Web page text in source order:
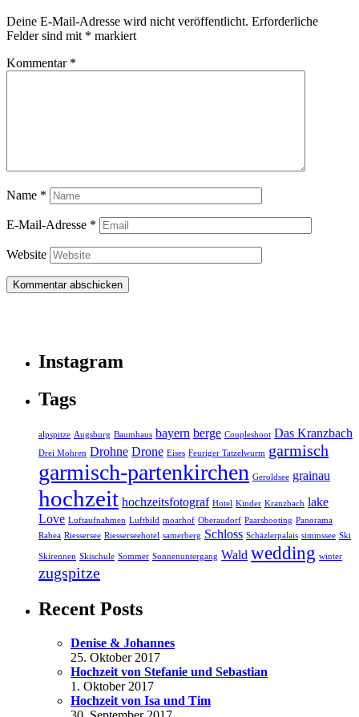
Deine E-Mail-Adresse wird nicht veröffentlicht. Erforderliche
Felder sind mit * markiert
Kommentar *
Name *
E-Mail-Adresse *
Website
Instagram
Tags
alpspitze Augsburg Baumhaus bayern berge Coupleshoot Das Kranzbach
Drei Mohren Drohne Drone Eises Feuriger Tatzelwurm garmisch
garmisch-partenkirchen Geroldsee grainau
hochzeit hochzeitsfotograf Hotel Kinder Kranzbach lake
Love Luftaufnahmen Luftbild moarhof Oberaudorf Paarshooting Panorama
Rabea Riessersee Riesserseehotel samerberg Schloss Schäzlerpalais simmssee Ski
Skirennen Skischule Sommer Sonnenuntergang Wald wedding winter
zugspitze
Recent Posts
Denise & Johannes
25. Oktober 2017
Hochzeit von Stefanie und Sebastian
1. Oktober 2017
Hochzeit von Isa und Tim